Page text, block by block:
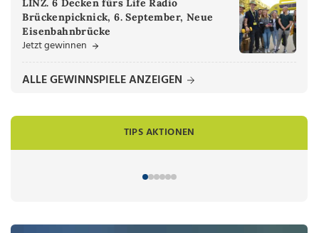
LINZ. 6 Decken fürs Life Radio
Brückenpicknick, 6. September, Neue
Eisenbahnbrücke
Jetzt gewinnen
ALLE GEWINNSPIELE ANZEIGEN
TIPS AKTIONEN